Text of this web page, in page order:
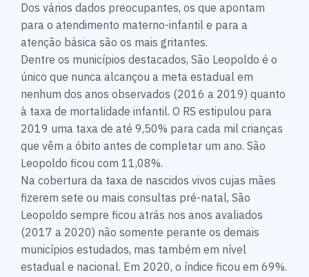
Dos vários dados preocupantes, os que apontam
para o atendimento materno-infantil e para a
atenção básica são os mais gritantes.
Dentre os municípios destacados, São Leopoldo é o
único que nunca alcançou a meta estadual em
nenhum dos anos observados (2016 a 2019) quanto
à taxa de mortalidade infantil. O RS estipulou para
2019 uma taxa de até 9,50% para cada mil crianças
que vêm a óbito antes de completar um ano. São
Leopoldo ficou com 11,08%.
Na cobertura da taxa de nascidos vivos cujas mães
fizerem sete ou mais consultas pré-natal, São
Leopoldo sempre ficou atrás nos anos avaliados
(2017 a 2020) não somente perante os demais
municípios estudados, mas também em nível
estadual e nacional. Em 2020, o índice ficou em 69%.